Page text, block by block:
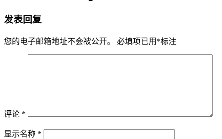
发表回复
您的电子邮箱地址不会被公开。 必填项已用 *标注
评论 *
显示名称 *